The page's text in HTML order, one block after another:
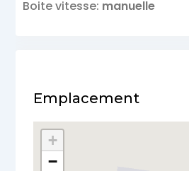
Boite vitesse: manuelle
Emplacement
+
−